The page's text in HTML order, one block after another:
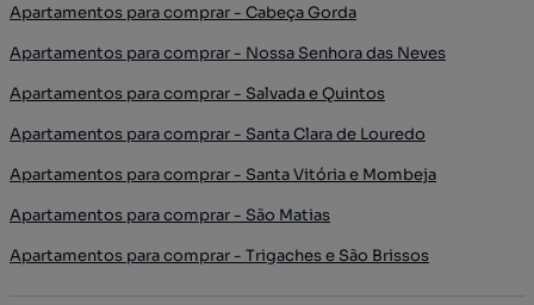
Apartamentos para comprar - Cabeça Gorda
Apartamentos para comprar - Nossa Senhora das Neves
Apartamentos para comprar - Salvada e Quintos
Apartamentos para comprar - Santa Clara de Louredo
Apartamentos para comprar - Santa Vitória e Mombeja
Apartamentos para comprar - São Matias
Apartamentos para comprar - Trigaches e São Brissos